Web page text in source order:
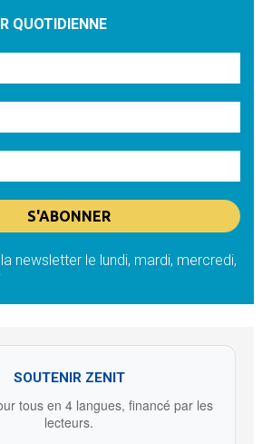
QUOTIDIENNE
newsletter le lundi, mardi, mercredi,
SOUTENIR ZENIT
tous en 4 langues, financé par les
lecteurs.